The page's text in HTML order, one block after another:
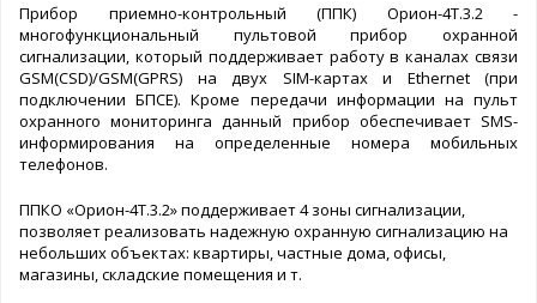
Прибор приемно-контрольный (ППК) Орион-4Т.3.2 -
многофункциональный пультовой прибор охранной
сигнализации, который поддерживает работу в каналах связи
GSM(CSD)/GSM(GPRS) на двух SIM-картах и Ethernet (при
подключении БПСЕ). Кроме передачи информации на пульт
охранного мониторинга данный прибор обеспечивает SMS-
информирования на определенные номера мобильных
телефонов.
ППКО «Орион-4Т.3.2» поддерживает 4 зоны сигнализации,
позволяет реализовать надежную охранную сигнализацию на
небольших объектах: квартиры, частные дома, офисы,
магазины, складские помещения и т.